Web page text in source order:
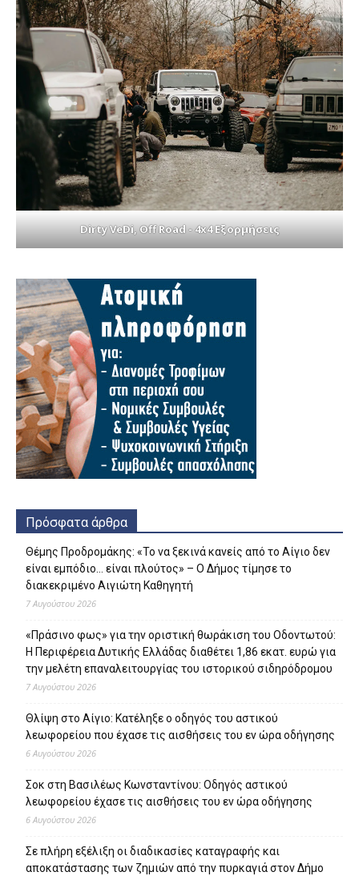
Dirty VeDi, Off Road - 4x4 Εξορμήσεις
Πρόσφατα άρθρα
Θέμης Προδρομάκης: «Το να ξεκινά κανείς από το Αίγιο δεν
είναι εμπόδιο… είναι πλούτος» – O Δήμος τίμησε το
διακεκριμένο Αιγιώτη Καθηγητή
7 Αυγούστου 2026
«Πράσινο φως» για την οριστική θωράκιση του Οδοντωτού:
Η Περιφέρεια Δυτικής Ελλάδας διαθέτει 1,86 εκατ. ευρώ για
την μελέτη επαναλειτουργίας του ιστορικού σιδηρόδρομου
7 Αυγούστου 2026
Θλίψη στο Αίγιο: Κατέληξε ο οδηγός του αστικού
λεωφορείου που έχασε τις αισθήσεις του εν ώρα οδήγησης
6 Αυγούστου 2026
Σοκ στη Βασιλέως Κωνσταντίνου: Οδηγός αστικού
λεωφορείου έχασε τις αισθήσεις του εν ώρα οδήγησης
6 Αυγούστου 2026
Σε πλήρη εξέλιξη οι διαδικασίες καταγραφής και
αποκατάστασης των ζημιών από την πυρκαγιά στον Δήμο